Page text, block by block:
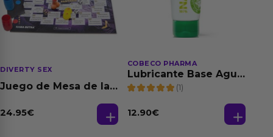
DIVERTY SEX
Juego de Mesa de las
24.95€
COBECO PHARMA
Lubricante Base Agua
100% Natural 125 ml
(1)
12.90€